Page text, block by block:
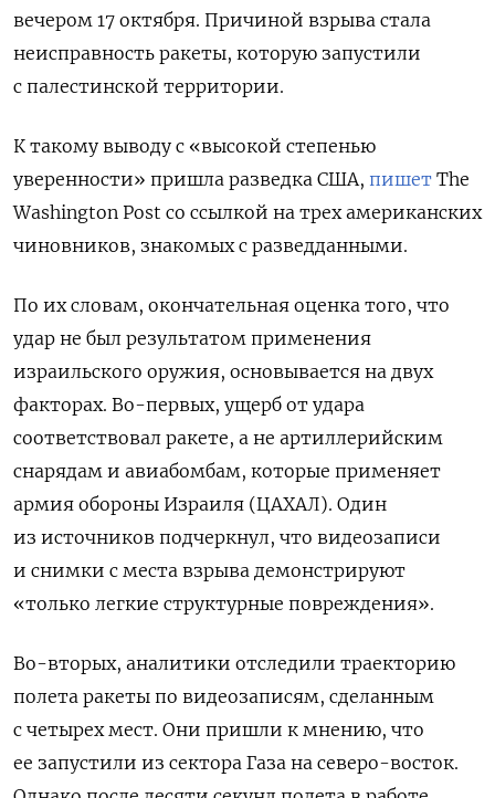
вечером 17 октября. Причиной взрыва стала
неисправность ракеты, которую запустили
с палестинской территории.
К такому выводу с «высокой степенью
уверенности» пришла разведка США, пишет The
Washington Post со ссылкой на трех американских
чиновников, знакомых с разведданными.
По их словам, окончательная оценка того, что
удар не был результатом применения
израильского оружия, основывается на двух
факторах. Во-первых, ущерб от удара
соответствовал ракете, а не артиллерийским
снарядам и авиабомбам, которые применяет
армия обороны Израиля (ЦАХАЛ). Один
из источников подчеркнул, что видеозаписи
и снимки с места взрыва демонстрируют
«только легкие структурные повреждения».
Во-вторых, аналитики отследили траекторию
полета ракеты по видеозаписям, сделанным
с четырех мест. Они пришли к мнению, что
ее запустили из сектора Газа на северо-восток.